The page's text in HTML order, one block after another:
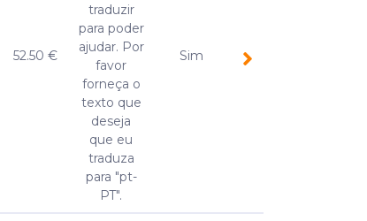
52.50 €
traduzir
para poder
ajudar. Por
favor
forneça o
texto que
deseja
que eu
traduza
para "pt-
PT".
Sim